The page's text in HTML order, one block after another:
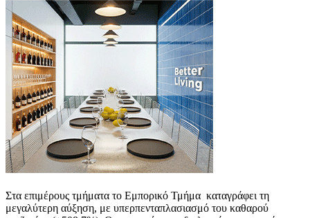
Στα επιμέρους τμήματα το Εμπορικό Τμήμα καταγράφει τη
μεγαλύτερη αύξηση, με υπερπενταπλασιασμό του καθαρού